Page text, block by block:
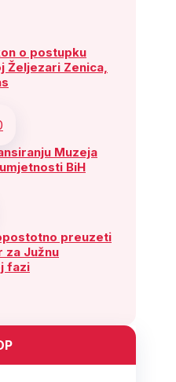
o postupku
Željezari Zenica,
Muzeja
BiH
preuzeti
za Južnu
fazi